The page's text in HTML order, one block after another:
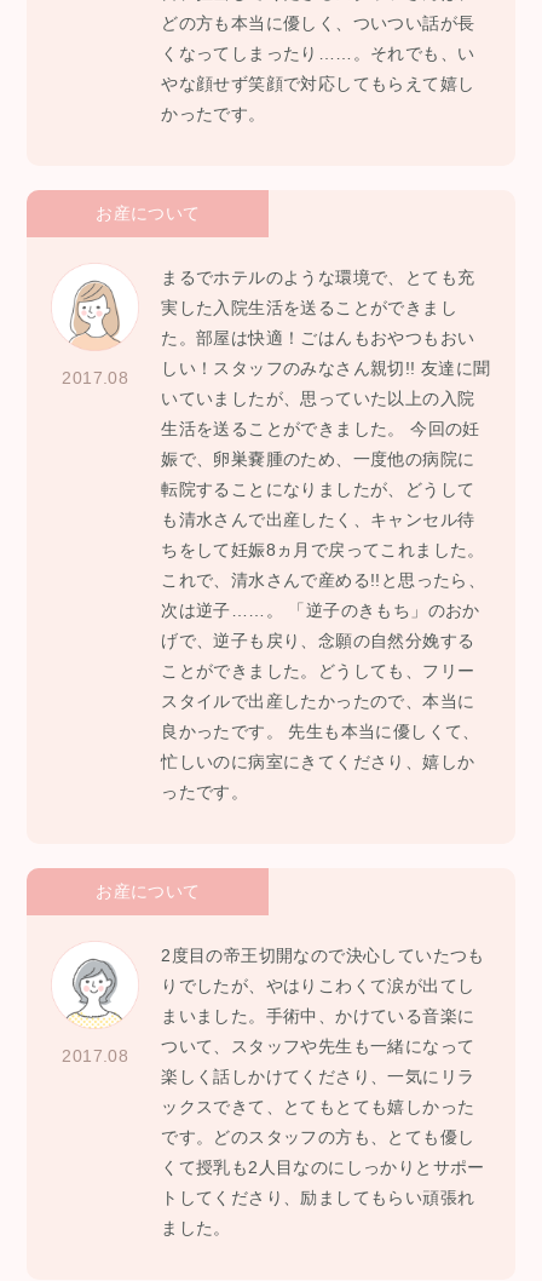
どの方も本当に優しく、ついつい話が長
くなってしまったり……。それでも、い
やな顔せず笑顔で対応してもらえて嬉し
かったです。
お産について
2017.08
まるでホテルのような環境で、とても充
実した入院生活を送ることができまし
た。部屋は快適！ごはんもおやつもおい
しい！スタッフのみなさん親切!! 友達に聞
いていましたが、思っていた以上の入院
生活を送ることができました。 今回の妊
娠で、卵巣嚢腫のため、一度他の病院に
転院することになりましたが、どうして
も清水さんで出産したく、キャンセル待
ちをして妊娠8ヵ月で戻ってこれました。
これで、清水さんで産める!!と思ったら、
次は逆子……。 「逆子のきもち」のおか
げで、逆子も戻り、念願の自然分娩する
ことができました。どうしても、フリー
スタイルで出産したかったので、本当に
良かったです。 先生も本当に優しくて、
忙しいのに病室にきてくださり、嬉しか
ったです。
お産について
2017.08
2度目の帝王切開なので決心していたつも
りでしたが、やはりこわくて涙が出てし
まいました。手術中、かけている音楽に
ついて、スタッフや先生も一緒になって
楽しく話しかけてくださり、一気にリラ
ックスできて、とてもとても嬉しかった
です。どのスタッフの方も、とても優し
くて授乳も2人目なのにしっかりとサポー
トしてくださり、励ましてもらい頑張れ
ました。